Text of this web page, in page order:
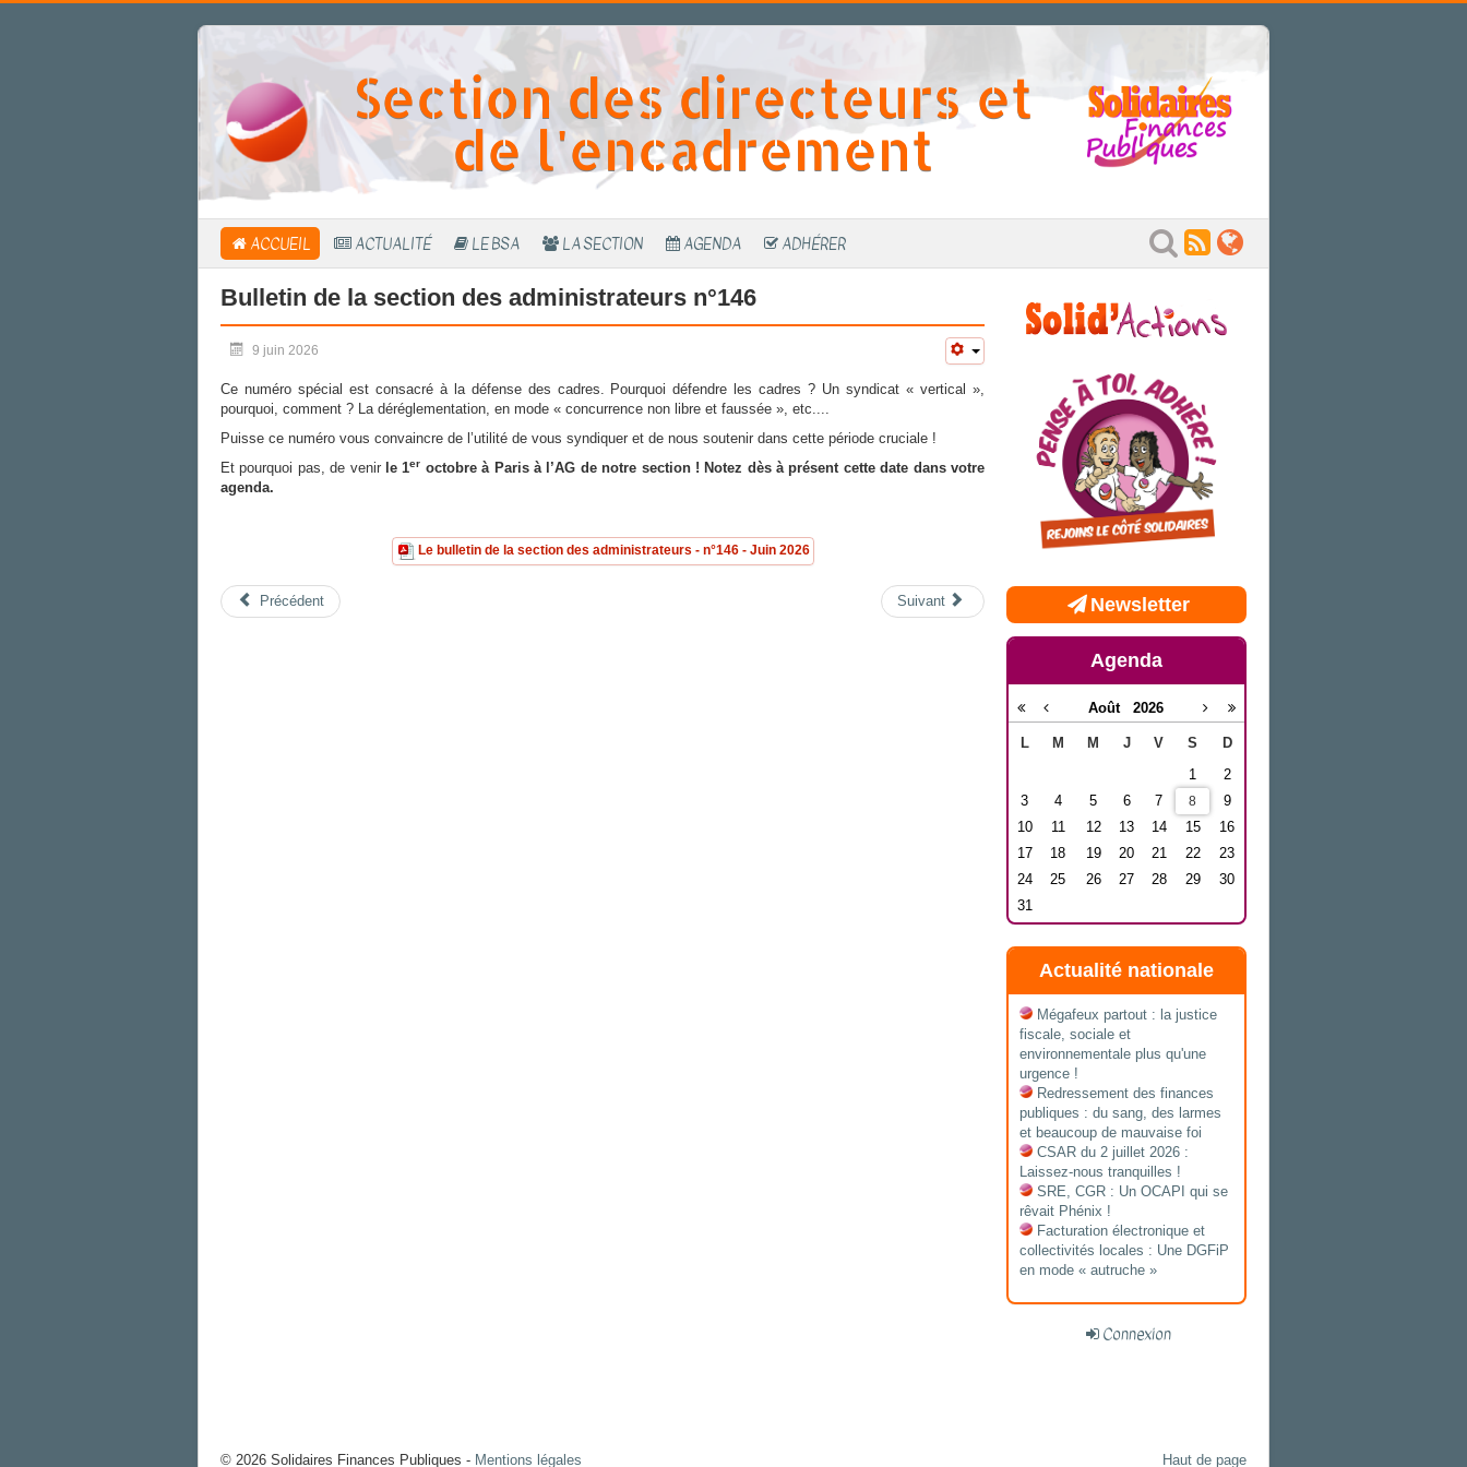
Section des directeurs et
de l'encadrement
ACCUEIL ACTUALITÉ LE BSA LA SECTION AGENDA ADHÉRER
Bulletin de la section des administrateurs n°146
9 juin 2026
Ce numéro spécial est consacré à la défense des cadres. Pourquoi défendre les cadres ? Un syndicat « vertical »,
pourquoi, comment ? La déréglementation, en mode « concurrence non libre et faussée », etc....
Puisse ce numéro vous convaincre de l’utilité de vous syndiquer et de nous soutenir dans cette période cruciale !
Et pourquoi pas, de venirle 1er octobre à Paris à l’AG de notre section ! Notez dès à présent cette date dans votre
agenda.
Le bulletin de la section des administrateurs - n°146 - Juin 2026
Précédent Suivant Newsletter
Agenda
Août 2026
L M M J V S
D
1
2
3
4 5 6 7 8
9
10
11 12 13 14 15
16
17
18 19 20 21 22
23
24
25 26 27 28 29
30
31
Actualité nationale
Mégafeux partout : la justice
fiscale, sociale et
environnementale plus qu'une
urgence !
Redressement des finances
publiques : du sang, des larmes
et beaucoup de mauvaise foi
CSAR du 2 juillet 2026 :
Laissez-nous tranquilles !
SRE, CGR : Un OCAPI qui se
rêvait Phénix !
Facturation électronique et
collectivités locales : Une DGFiP
en mode « autruche »
Connexion
Haut de page
© 2026 Solidaires Finances Publiques - Mentions légales